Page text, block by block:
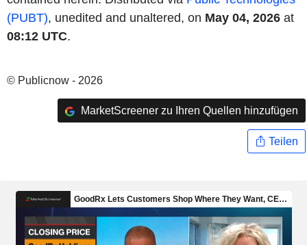
(PUBT), unedited and unaltered, on May 04, 2026 at
08:12 UTC.
© Publicnow - 2026
MarketScreener zu Ihren Quellen hinzufügen
Teilen